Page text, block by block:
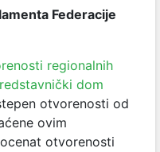
Federacije
regionalnih
dom
otvorenosti od
ovim
otvorenosti